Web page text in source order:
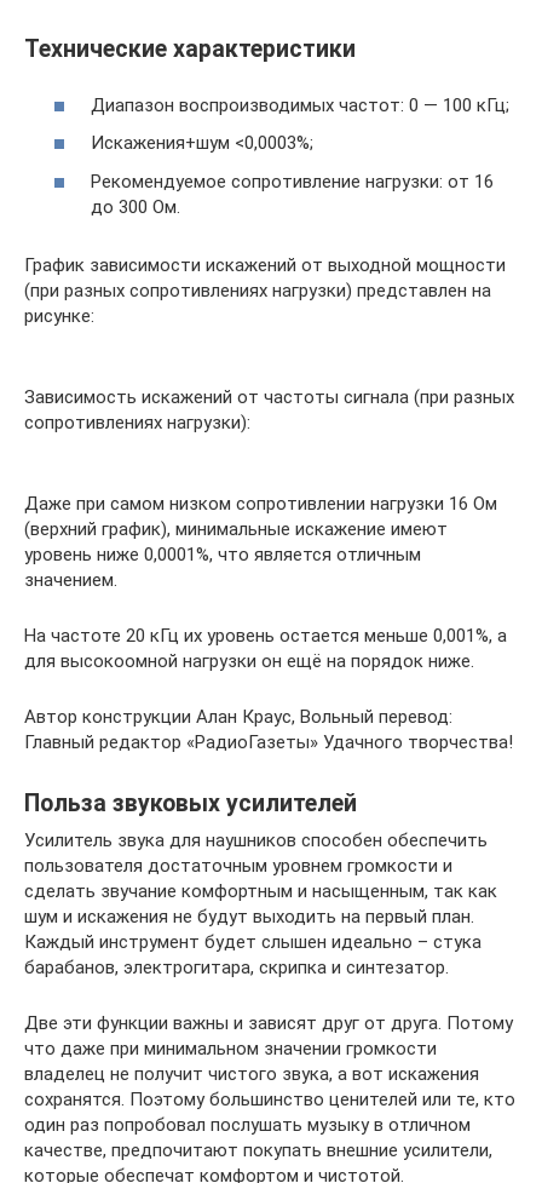
Технические характеристики
Диапазон воспроизводимых частот: 0 — 100 кГц;
Искажения+шум <0,0003%;
Рекомендуемое сопротивление нагрузки: от 16
до 300 Ом.
График зависимости искажений от выходной мощности
(при разных сопротивлениях нагрузки) представлен на
рисунке:
Зависимость искажений от частоты сигнала (при разных
сопротивлениях нагрузки):
Даже при самом низком сопротивлении нагрузки 16 Ом
(верхний график), минимальные искажение имеют
уровень ниже 0,0001%, что является отличным
значением.
На частоте 20 кГц их уровень остается меньше 0,001%, а
для высокоомной нагрузки он ещё на порядок ниже.
Автор конструкции Алан Краус, Вольный перевод:
Главный редактор «РадиоГазеты» Удачного творчества!
Польза звуковых усилителей
Усилитель звука для наушников способен обеспечить
пользователя достаточным уровнем громкости и
сделать звучание комфортным и насыщенным, так как
шум и искажения не будут выходить на первый план.
Каждый инструмент будет слышен идеально – стука
барабанов, электрогитара, скрипка и синтезатор.
Две эти функции важны и зависят друг от друга. Потому
что даже при минимальном значении громкости
владелец не получит чистого звука, а вот искажения
сохранятся. Поэтому большинство ценителей или те, кто
один раз попробовал послушать музыку в отличном
качестве, предпочитают покупать внешние усилители,
которые обеспечат комфортом и чистотой.